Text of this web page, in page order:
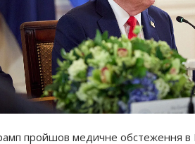
пройшов медичне обстеження в